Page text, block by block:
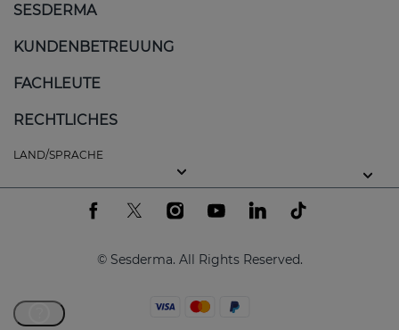
SESDERMA
KUNDENBETREUUNG
FACHLEUTE
RECHTLICHES
LAND/SPRACHE
© Sesderma. All Rights Reserved.